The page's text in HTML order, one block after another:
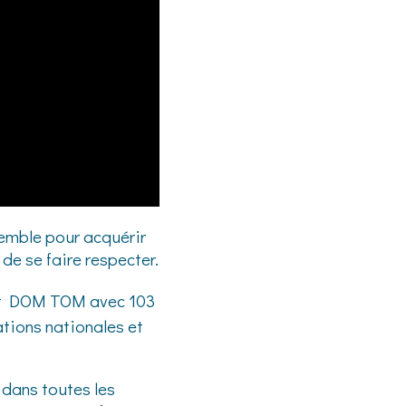
pour acquérir
se faire respecter.
TOM avec 103
nationales et
toutes les